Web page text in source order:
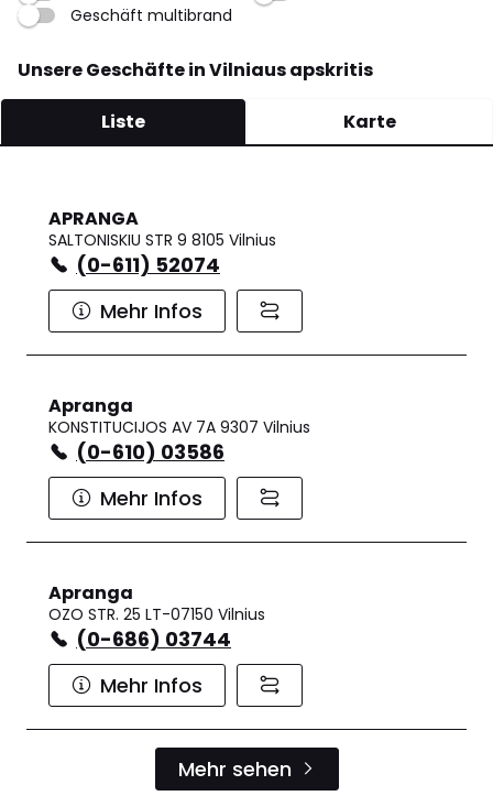
Geschäft multibrand
Unsere Geschäfte in Vilniaus apskritis
Liste Karte
APRANGA
SALTONISKIU STR 9 8105 Vilnius
(0-611) 52074
Mehr Infos
Apranga
KONSTITUCIJOS AV 7A 9307 Vilnius
(0-610) 03586
Mehr Infos
Apranga
OZO STR. 25 LT-07150 Vilnius
(0-686) 03744
Mehr Infos
Mehr sehen